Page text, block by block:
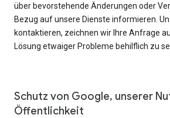
über bevorstehende Änderungen oder
Bezug auf unsere Dienste informieren.
kontaktieren, zeichnen wir Ihre Anfrage
Lösung etwaiger Probleme behilflich zu
Schutz von Google, unserer
Öffentlichkeit